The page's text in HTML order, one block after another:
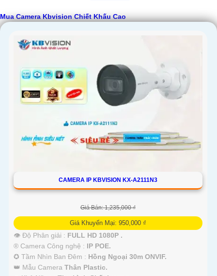
'
Mua Camera Kbvision Chiết Khấu Cao
CAMERA IP KBVISION KX-A2111N3
Giá Bán: 1,235,000 ₫
Giá Khuyến Mại: 950,000 ₫
👁 Độ Phân giải : FULL HD 1080P .
®️ Camera Công nghệ : IP POE.
✪ Tầm Nhìn Ban Đêm : Hồng Ngoại 30m ONVIF.
👑 Mẫu Camera Thân Plastic.